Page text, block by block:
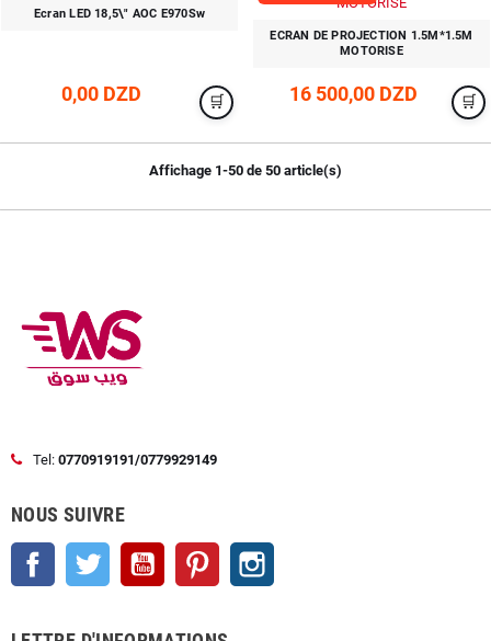
Ecran LED 18,5\" AOC E970Sw
0,00 DZD
ECRAN DE PROJECTION 1.5M*1.5M
MOTORISE
16 500,00 DZD
Affichage 1-50 de 50 article(s)
Tel: 0770919191/0779929149
NOUS SUIVRE
Facebook Twitter YouTube Pinterest